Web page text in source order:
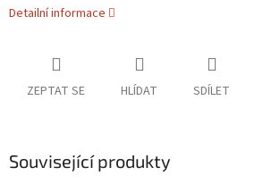
Detailní informace
ZEPTAT SE HLÍDAT SDÍLET
Související produkty